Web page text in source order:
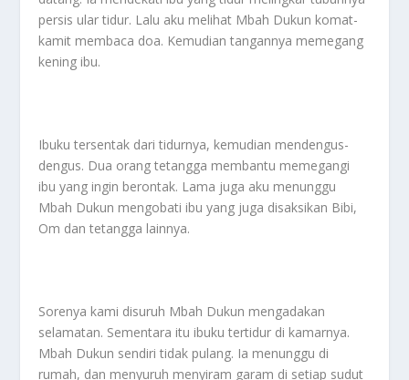
persis ular tidur. Lalu aku melihat Mbah Dukun komat-
kamit membaca doa. Kemudian tangannya memegang
kening ibu.
Ibuku tersentak dari tidurnya, kemudian mendengus-
dengus. Dua orang tetangga membantu memegangi
ibu yang ingin berontak. Lama juga aku menunggu
Mbah Dukun mengobati ibu yang juga disaksikan Bibi,
Om dan tetangga lainnya.
Sorenya kami disuruh Mbah Dukun mengadakan
selamatan. Sementara itu ibuku tertidur di kamarnya.
Mbah Dukun sendiri tidak pulang. Ia menunggu di
rumah, dan menyuruh menyiram garam di setiap sudut